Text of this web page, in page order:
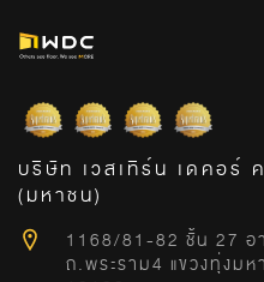
บริษัท เวสเทิร์น เดคอร์
(มหาชน)
1168/81-82 ชั้น 27 อ
ถ.พระราม4 แขวงทุ่งมห